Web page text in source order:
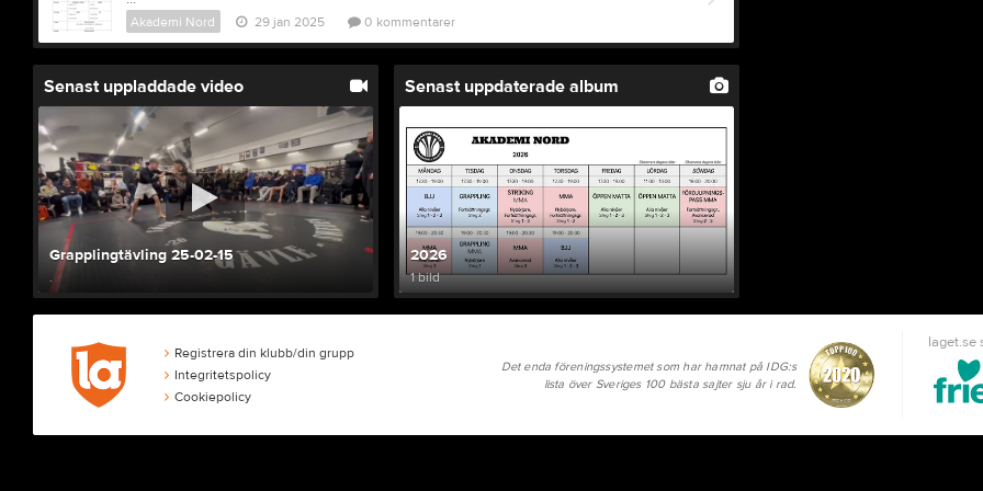
Akademi Nord 29 jan 2025 0 kommentarer
Senast uppladdade video
Grapplingtävling 25-02-15
.
Senast uppdaterade album
2026
1 bild
Registrera din klubb/din grupp
Integritetspolicy
Cookiepolicy
laget.se
Det enda föreningssystemet som har hamnat på IDG:s
lista över Sveriges 100 bästa sajter sju år i rad.